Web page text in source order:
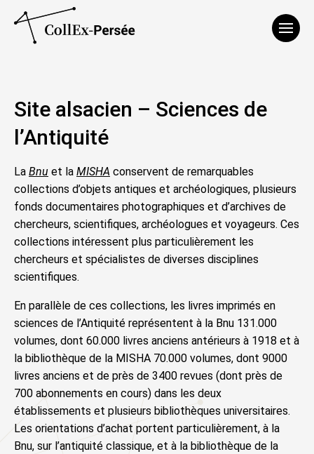
Site alsacien – Sciences de
l’Antiquité
La Bnu et la MISHA conservent de remarquables
collections d’objets antiques et archéologiques, plusieurs
fonds documentaires photographiques et d’archives de
chercheurs, scientifiques, archéologues et voyageurs. Ces
collections intéressent plus particulièrement les
chercheurs et spécialistes de diverses disciplines
scientifiques.
En parallèle de ces collections, les livres imprimés en
sciences de l’Antiquité représentent à la Bnu 131.000
volumes, dont 60.000 livres anciens antérieurs à 1918 et à
la bibliothèque de la MISHA 70.000 volumes, dont 9000
livres anciens et de près de 3400 revues (dont près de
700 abonnements en cours) dans les deux
établissements et plusieurs bibliothèques universitaires.
Les orientations d’achat portent particulièrement, à la
Bnu, sur l’antiquité classique, et à la bibliothèque de la